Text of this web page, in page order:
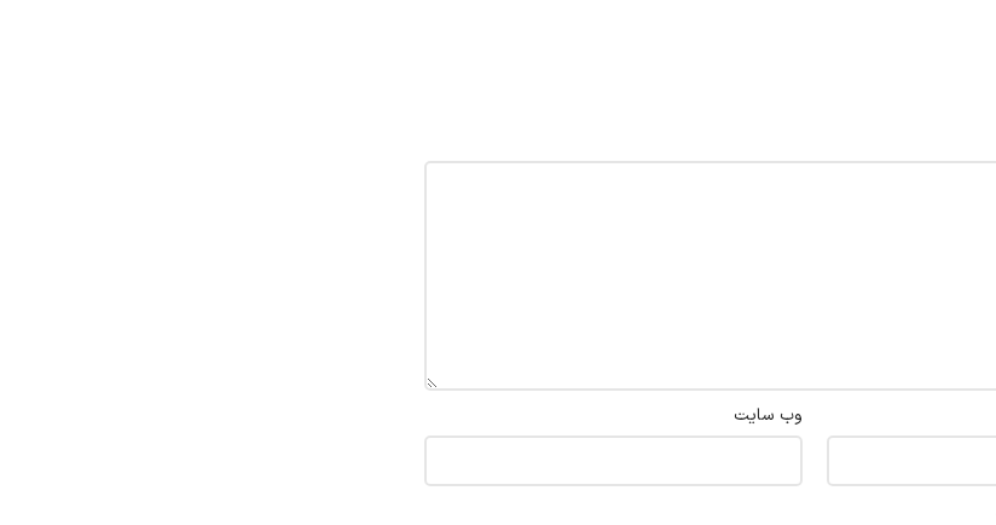
وب‌ سایت